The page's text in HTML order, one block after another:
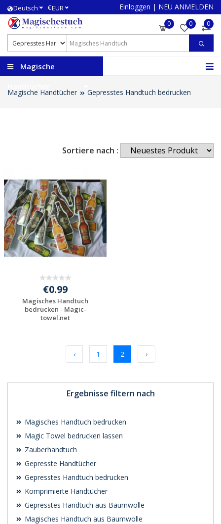
Deutsch €EUR Einloggen | NEU ANMELDEN
0 0 0
Magische
Magische Handtücher Gepresstes Handtuch bedrucken
Ergebnisse filtern nach
Magisches Handtuch bedrucken
Magic Towel bedrucken lassen
Zauberhandtuch
Gepresste Handtücher
Gepresstes Handtuch bedrucken
Komprimierte Handtücher
Gepresstes Handtuch aus Baumwolle
Magisches Handtuch aus Baumwolle
Sortiere nach :
€0.99
Magisches Handtuch
bedrucken - Magic-
towel.net
‹ 1 2 ›